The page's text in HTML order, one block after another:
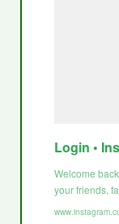
Login •
Welcome
your friends,